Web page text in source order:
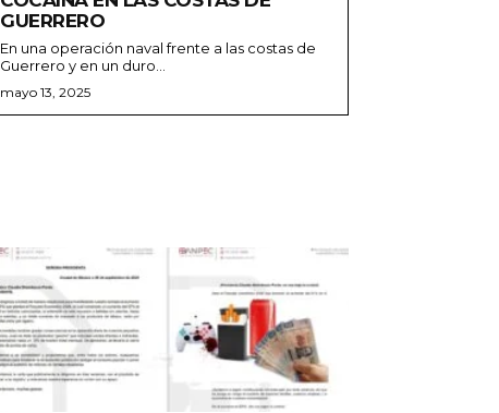
GUERRERO
En una operación naval frente a las costas de
Guerrero y en un duro...
mayo 13, 2025